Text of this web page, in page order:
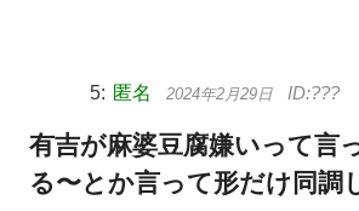
匿名 2024年2月29日
有吉が麻婆豆腐嫌いって言
る〜とか言って形だけ同調